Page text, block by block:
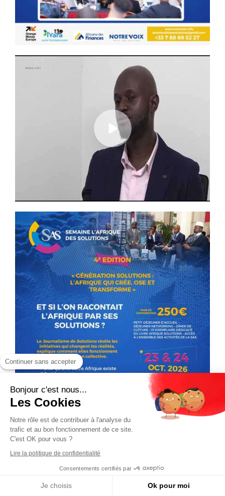
Continuer sans accepter
Bonjour c'est nous...
Les Cookies
Notre rôle est de contribuer à l'analyse du
trafic et au bon fonctionnement de ce site.
C'est OK pour vous ?
Lire la politique de confidentialité
Consentements certifiés par
Je choisis Ok pour moi